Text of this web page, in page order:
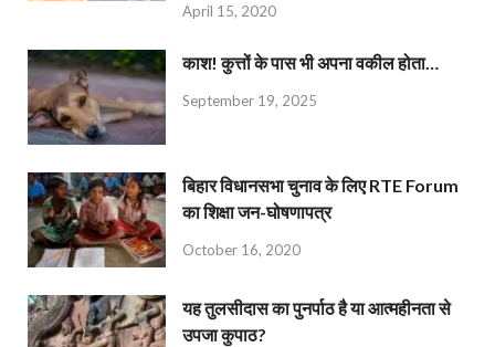
April 15, 2020
काश! कुत्तों के पास भी अपना वकील होता…
September 19, 2025
बिहार विधानसभा चुनाव के लिए RTE Forum
का शिक्षा जन-घोषणापत्र
October 16, 2020
यह तुलसीदास का पुनर्पाठ है या आत्महीनता से
उपजा कुपाठ?